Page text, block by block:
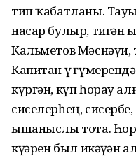
тип ҡабатланы.
насар булыр, тигән
Кальметов Мәснәүи,
Капитан үҙ
күргән, күп һорау
сиселерһең,
ышаныслы тота.
күҙҙәрен был